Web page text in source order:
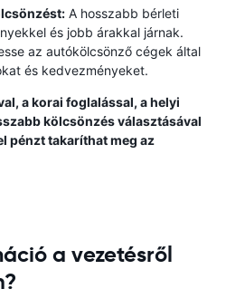
A hosszabb bérleti
és jobb árakkal járnak.
az autókölcsönző cégek által
és kedvezményeket.
a korai foglalással, a helyi
kölcsönzés választásával
pénzt takaríthat meg az
a vezetésről